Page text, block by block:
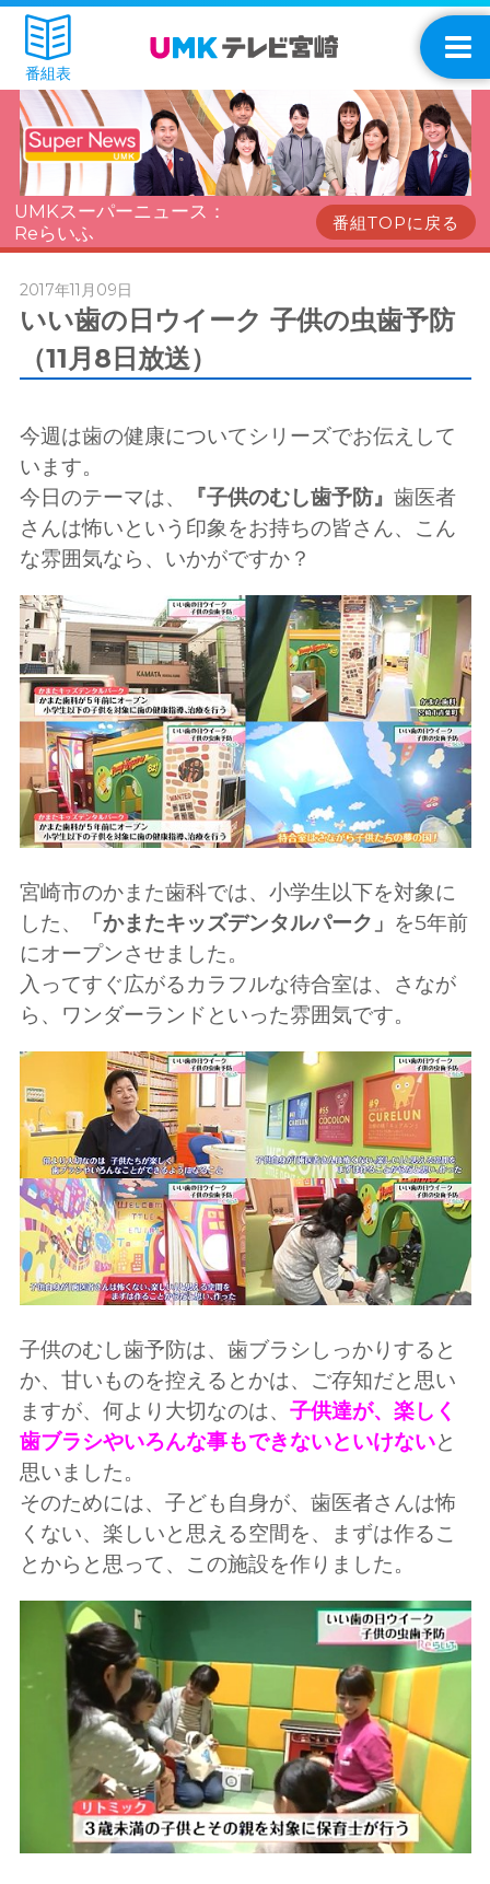
番組表
UMKスーパーニュース：
Reらいふ
番組TOPに戻る
2017年11月09日
いい歯の日ウイーク 子供の虫歯予防
（11月8日放送）
今週は歯の健康についてシリーズでお伝えして
います。
今日のテーマは、
『子供のむし歯予防』 歯医者
さんは怖いという印象をお持ちの皆さん、こん
な雰囲気なら、いかがですか？
宮崎市のかまた歯科では、小学生以下を対象に
した、
「かまたキッズデンタルパーク」 を5年前
にオープンさせました。
入ってすぐ広がるカラフルな待合室は、さなが
ら、ワンダーランドといった雰囲気です。
子供のむし歯予防は、歯ブラシしっかりすると
か、甘いものを控えるとかは、ご存知だと思い
ますが、何より大切なのは、 子供達が、楽しく
歯ブラシやいろんな事もできないといけないと
思いました。
そのためには、子ども自身が、歯医者さんは怖
くない、楽しいと思える空間を、まずは作るこ
とからと思って、この施設を作りました。